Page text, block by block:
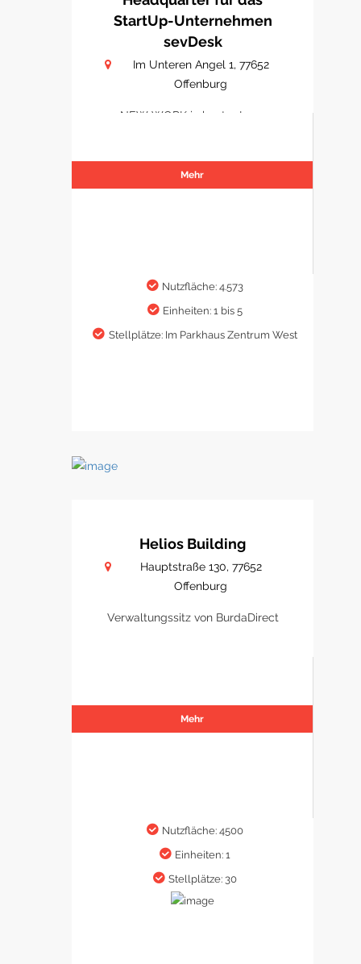
StartUp-Unternehmen
sevDesk
Im Unteren Angel 1, 77652
Offenburg
NEW WORK in bester Lage
Mehr
Nutzfläche: 4.573
Einheiten: 1 bis 5
Stellplätze: Im Parkhaus Zentrum West
Helios Building
Hauptstraße 130, 77652
Offenburg
Verwaltungssitz von BurdaDirect
Mehr
Nutzfläche: 4500
Einheiten: 1
Stellplätze: 30